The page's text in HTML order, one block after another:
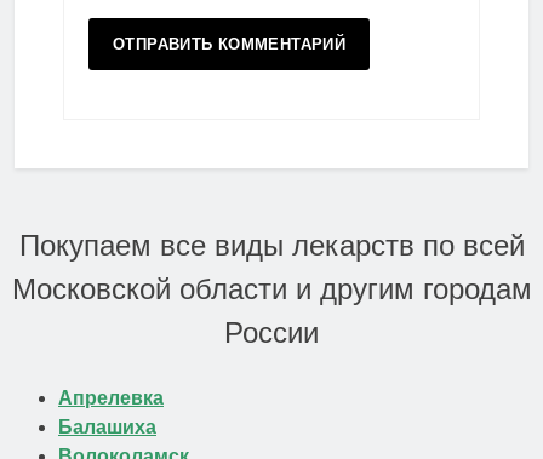
Покупаем все виды лекарств по всей
Московской области и другим городам
России
Апрелевка
Балашиха